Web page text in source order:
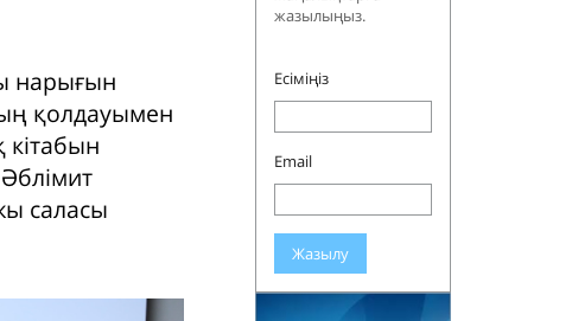
нарығын
қолдауымен
саласы
жазылыңыз.
Есіміңіз
Email
Жазылу